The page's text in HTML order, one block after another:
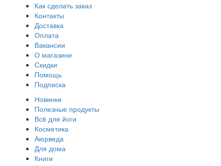
Как сделать заказ
Контакты
Доставка
Оплата
Вакансии
О магазине
Скидки
Помощь
Подписка
Новинки
Полезные продукты
Всё для йоги
Косметика
Аюрведа
Для дома
Книги